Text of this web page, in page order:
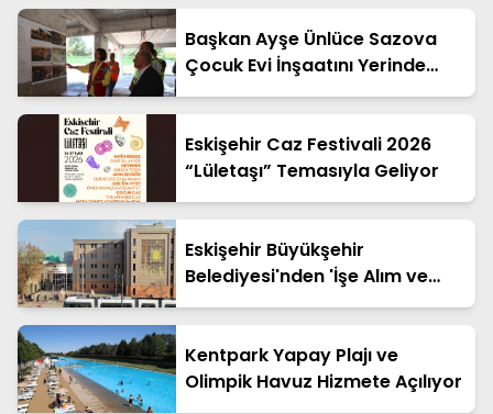
Başkan Ayşe Ünlüce Sazova
Çocuk Evi İnşaatını Yerinde
İnceledi
Eskişehir Caz Festivali 2026
“Lületaşı” Temasıyla Geliyor
Eskişehir Büyükşehir
Belediyesi'nden 'İşe Alım ve
Yardım' Dolandırıcılığı Uyarısı
Kentpark Yapay Plajı ve
Olimpik Havuz Hizmete Açılıyor